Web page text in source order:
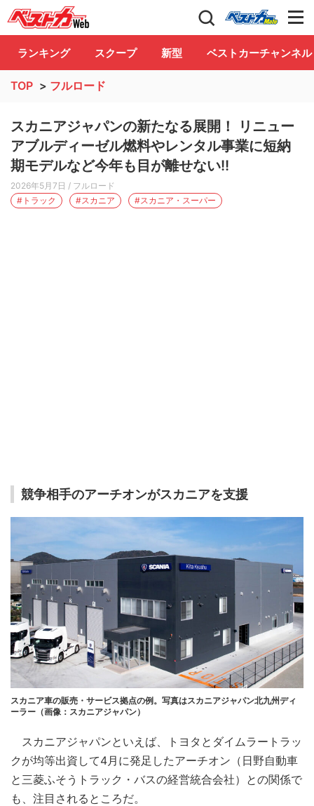
自動車情報誌「ベストカー」 Club
ランキング スクープ 新型 ベストカーチャンネル
TOP > フルロード
スカニアジャパンの新たなる展開！ リニュー
アブルディーゼル燃料やレンタル事業に短納
期モデルなど今年も目が離せない!!
2026年5月7日 / フルロード
#トラック
#スカニア #スカニア・スーパー
競争相手のアーチオンがスカニアを支援
スカニア車の販売・サービス拠点の例。写真はスカニアジャパン北九州ディ
ーラー（画像：スカニアジャパン）
スカニアジャパンといえば、トヨタとダイムラートラッ
クが均等出資して4月に発足したアーチオン（日野自動車
と三菱ふそうトラック・バスの経営統合会社）との関係で
も、注目されるところだ。